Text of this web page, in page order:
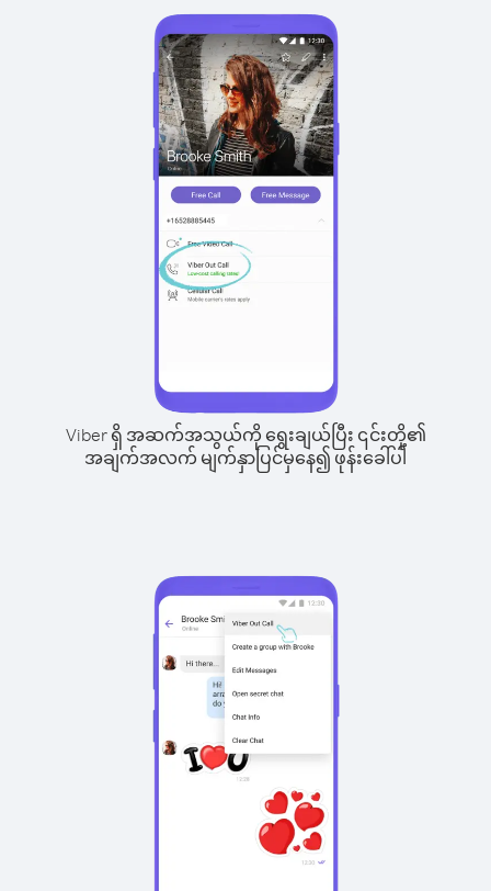
Viber ရှိ အဆက်အသွယ်ကို ရွေးချယ်ပြီး ၎င်းတို့၏
အချက်အလက် မျက်နှာပြင်မှနေ၍ ဖုန်းခေါ်ပါ